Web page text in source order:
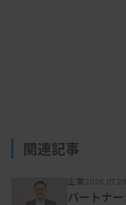
関連記事
企業
パートナ